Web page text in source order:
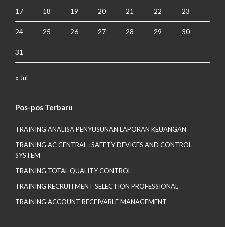
17 18 19 20 21 22 23
24 25 26 27 28 29 30
31
« Jul
Pos-pos Terbaru
TRAINING ANALISA PENYUSUNAN LAPORAN KEUANGAN
TRAINING AC CENTRAL : SAFETY DEVICES AND CONTROL
SYSTEM
TRAINING TOTAL QUALITY CONTROL
TRAINING RECRUITMENT SELECTION PROFESSIONAL
TRAINING ACCOUNT RECEIVABLE MANAGEMENT